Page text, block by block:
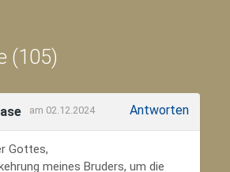
(105)
am 02.12.2024 Antworten
Gottes,
meines Bruders, um die